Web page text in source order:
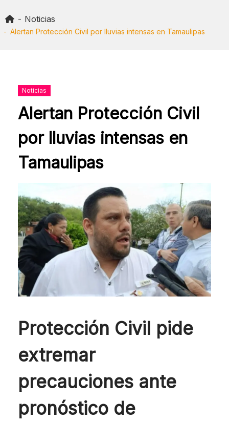
to
content
Noticias
Alertan Protección Civil por lluvias intensas en Tamaulipas
Noticias
Alertan Protección Civil
por lluvias intensas en
Tamaulipas
Protección Civil pide
extremar
precauciones ante
pronóstico de